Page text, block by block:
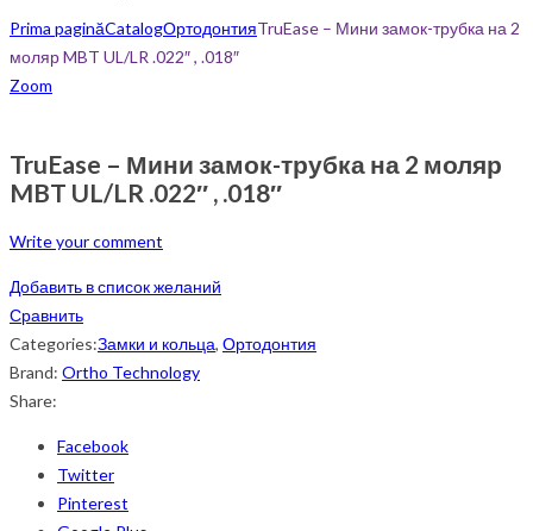
Prima paginăCatalogОртодонтияTruEase – Мини замок-трубка на 2
моляр MBT UL/LR .022″ , .018″
Zoom
TruEase – Мини замок-трубка на 2 моляр
MBT UL/LR .022″ , .018″
Write your comment
Добавить в список желаний
Сравнить
Categories:Замки и кольца, Ортодонтия
Brand: Ortho Technology
Share:
Facebook
Twitter
Pinterest